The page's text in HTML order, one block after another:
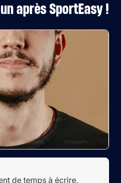
après SportEasy !
de temps à écrire,